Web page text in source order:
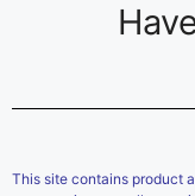
This site contains product